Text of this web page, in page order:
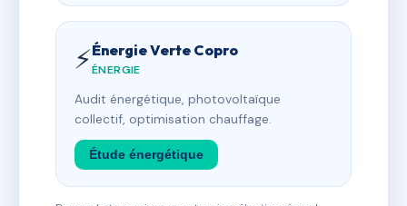
⚡Énergie Verte Copro
ÉNERGIE
Audit énergétique, photovoltaïque
collectif, optimisation chauffage.
Étude énergétique